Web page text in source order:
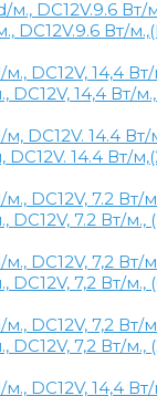
DC12V.9.6 Вт/
14,4 Вт/
14.4 Вт/
7.2 Вт/м.,
7,2 Вт/м.,
7,2 Вт/м.,